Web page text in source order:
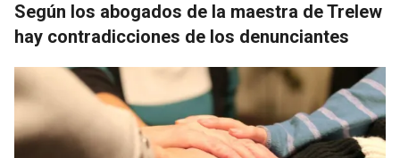
Según los abogados de la maestra de Trelew
hay contradicciones de los denunciantes